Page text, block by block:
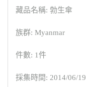
藏品名稱: 勃生傘
族群: Myanmar
件數: 1件
採集時間: 2014/06/19